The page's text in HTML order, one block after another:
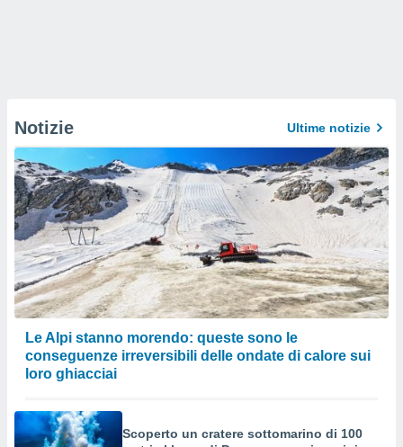
Notizie Ultime notizie
Le Alpi stanno morendo: queste sono le
conseguenze irreversibili delle ondate di calore sui
loro ghiacciai
Scoperto un cratere sottomarino di 100